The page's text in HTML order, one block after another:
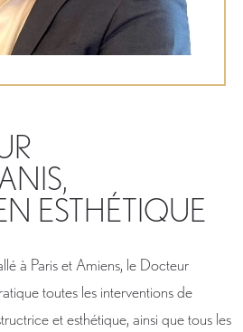
ESTHÉTIQUE
à Paris et Amiens, le Docteur
toutes les interventions de
et esthétique, ainsi que tous les